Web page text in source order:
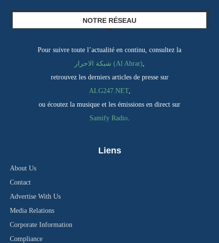
NOTRE RÉSEAU
Pour suivre toute l’actualité en continu, consultez la
شبكة الاحرار (Al Ahrar),
retrouvez les derniers articles de presse sur
ALG247.NET,
ou écoutez la musique et les émissions en direct sur
Samify Radio.
Liens
About Us
Contact
Advertise With Us
Media Relations
Corporate Information
Compliance